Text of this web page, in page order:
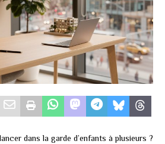
dans la garde d’enfants à plusieurs ?